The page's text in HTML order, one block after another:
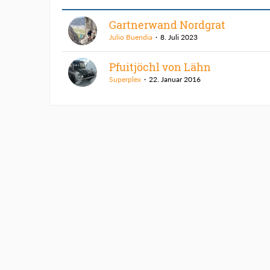
Gartnerwand Nordgrat
Julio Buendia 8. Juli 2023
Pfuitjöchl von Lähn
Superplex 22. Januar 2016